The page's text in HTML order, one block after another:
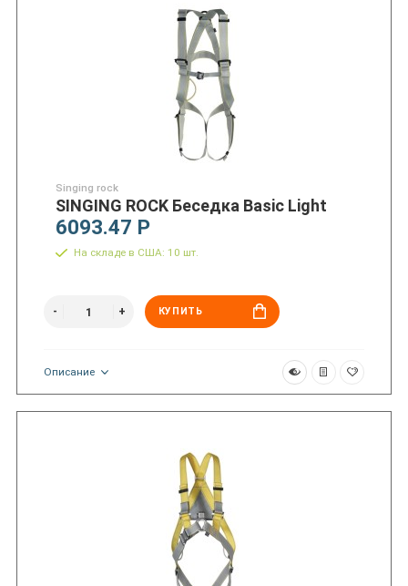
Singing rock
SINGING ROCK Беседка Basic Light
6093.47 Р
На складе в США: 10 шт.
КУПИТЬ
Описание